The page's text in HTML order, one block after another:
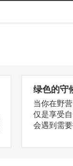
绿色的守
当你在野
仅是享受
会遇到需